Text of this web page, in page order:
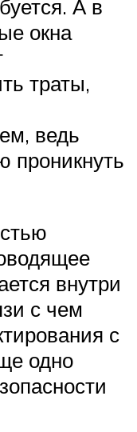
А в
окна
траты,
ведь
проникнуть
внутри
с чем
с
одно